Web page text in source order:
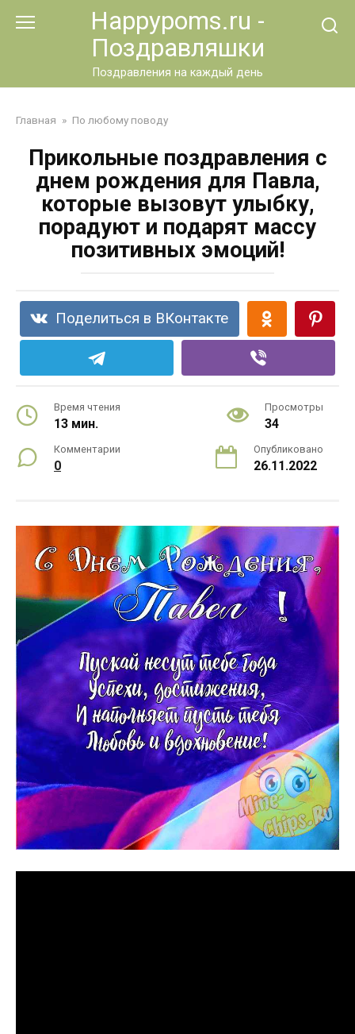
Happypoms.ru -
Поздравляшки
Поздравления на каждый день
Главная » По любому поводу
Прикольные поздравления с
днем рождения для Павла,
которые вызовут улыбку,
порадуют и подарят массу
позитивных эмоций!
Поделиться в ВКонтакте
Время чтения
13 мин.
Просмотры
34
Комментарии
0
Опубликовано
26.11.2022